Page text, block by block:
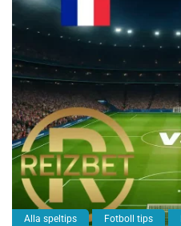
Alla speltips Fotboll tips